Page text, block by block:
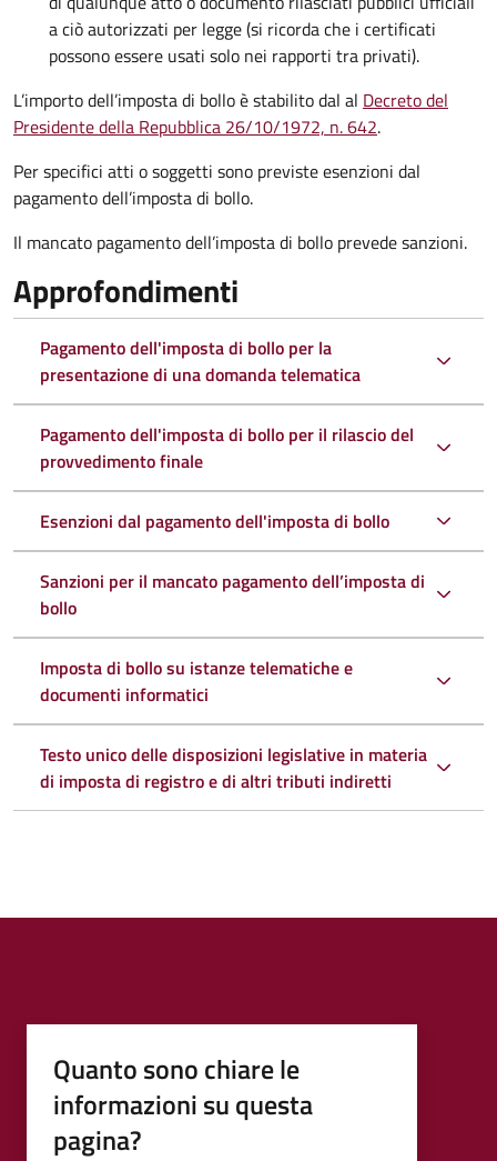
a ciò autorizzati per legge (si ricorda che i certificati
possono essere usati solo nei rapporti tra privati).
L’importo dell’imposta di bollo è stabilito dal al Decreto del
Presidente della Repubblica 26/10/1972, n. 642.
Per specifici atti o soggetti sono previste esenzioni dal
pagamento dell’imposta di bollo.
Il mancato pagamento dell’imposta di bollo prevede sanzioni.
Approfondimenti
Pagamento dell'imposta di bollo per la
presentazione di una domanda telematica
Pagamento dell'imposta di bollo per il rilascio del
provvedimento finale
Esenzioni dal pagamento dell'imposta di bollo
Sanzioni per il mancato pagamento dell’imposta di
bollo
Imposta di bollo su istanze telematiche e
documenti informatici
Testo unico delle disposizioni legislative in materia
di imposta di registro e di altri tributi indiretti
Quanto sono chiare le
informazioni su questa
pagina?